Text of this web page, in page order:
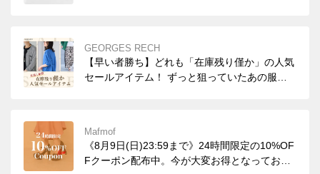
GEORGES RECH
【早い者勝ち】どれも「在庫残り僅か」の人気
セールアイテム！ ずっと狙っていたあの服を
Mafmof
《8月9日(日)23:59まで》24時間限定の10%OF
Fクーポン配布中。今が大変お得となっており